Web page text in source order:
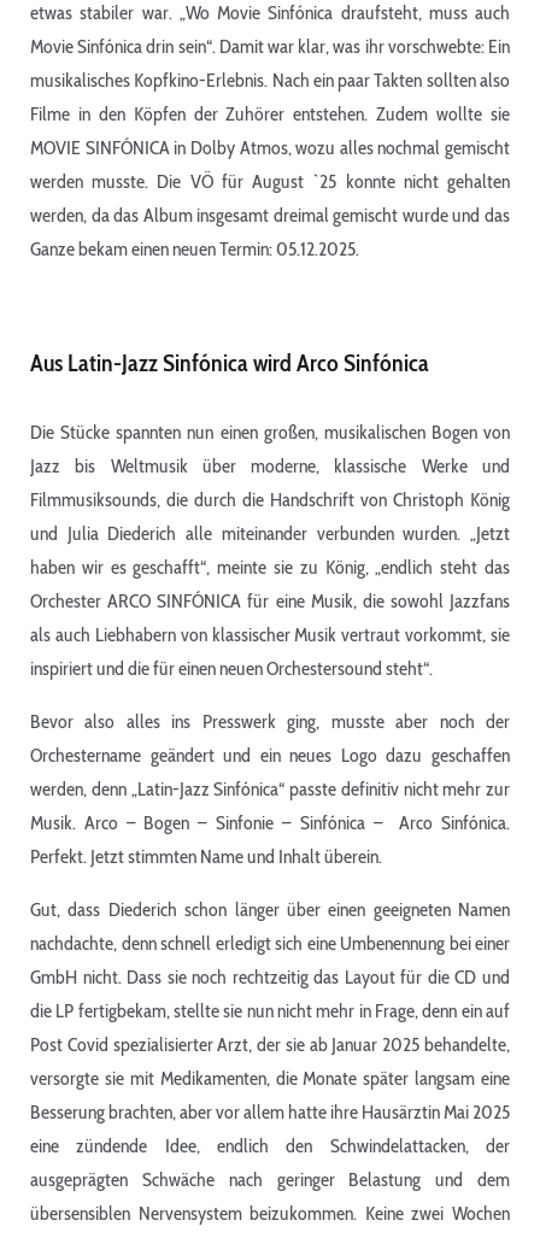
etwas stabiler war. „Wo Movie Sinfónica draufsteht, muss auch
Movie Sinfónica drin sein“. Damit war klar, was ihr vorschwebte: Ein
musikalisches Kopfkino-Erlebnis. Nach ein paar Takten sollten also
Filme in den Köpfen der Zuhörer entstehen. Zudem wollte sie
MOVIE SINFÓNICA in Dolby Atmos, wozu alles nochmal gemischt
werden musste. Die VÖ für August `25 konnte nicht gehalten
werden, da das Album insgesamt dreimal gemischt wurde und das
Ganze bekam einen neuen Termin: 05.12.2025.
Aus Latin-Jazz Sinfónica wird Arco Sinfónica
Die Stücke spannten nun einen großen, musikalischen Bogen von
Jazz bis Weltmusik über moderne, klassische Werke und
Filmmusiksounds, die durch die Handschrift von Christoph König
und Julia Diederich alle miteinander verbunden wurden. „Jetzt
haben wir es geschafft“, meinte sie zu König, „endlich steht das
Orchester ARCO SINFÓNICA für eine Musik, die sowohl Jazzfans
als auch Liebhabern von klassischer Musik vertraut vorkommt, sie
inspiriert und die für einen neuen Orchestersound steht“.
Bevor also alles ins Presswerk ging, musste aber noch der
Orchestername geändert und ein neues Logo dazu geschaffen
werden, denn „Latin-Jazz Sinfónica“ passte definitiv nicht mehr zur
Musik. Arco – Bogen – Sinfonie – Sinfónica – Arco Sinfónica.
Perfekt. Jetzt stimmten Name und Inhalt überein.
Gut, dass Diederich schon länger über einen geeigneten Namen
nachdachte, denn schnell erledigt sich eine Umbenennung bei einer
GmbH nicht. Dass sie noch rechtzeitig das Layout für die CD und
die LP fertigbekam, stellte sie nun nicht mehr in Frage, denn ein auf
Post Covid spezialisierter Arzt, der sie ab Januar 2025 behandelte,
versorgte sie mit Medikamenten, die Monate später langsam eine
Besserung brachten, aber vor allem hatte ihre Hausärztin Mai 2025
eine zündende Idee, endlich den Schwindelattacken, der
ausgeprägten Schwäche nach geringer Belastung und dem
übersensiblen Nervensystem beizukommen. Keine zwei Wochen